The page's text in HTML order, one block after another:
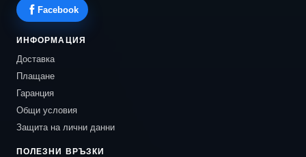
Facebook
ИНФОРМАЦИЯ
Доставка
Плащане
Гаранция
Общи условия
Защита на лични данни
ПОЛЕЗНИ ВРЪЗКИ